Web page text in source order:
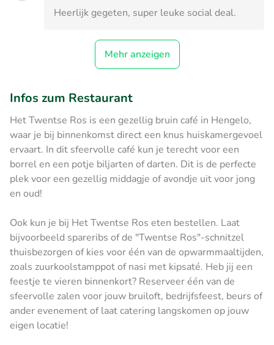
Heerlijk gegeten, super leuke social deal.
Mehr anzeigen
Infos zum Restaurant
Het Twentse Ros is een gezellig bruin café in Hengelo,
waar je bij binnenkomst direct een knus huiskamergevoel
ervaart. In dit sfeervolle café kun je terecht voor een
borrel en een potje biljarten of darten. Dit is de perfecte
plek voor een gezellig middagje of avondje uit voor jong
en oud!
Ook kun je bij Het Twentse Ros eten bestellen. Laat
bijvoorbeeld spareribs of de "Twentse Ros"-schnitzel
thuisbezorgen of kies voor één van de opwarmmaaltijden,
zoals zuurkoolstamppot of nasi met kipsaté. Heb jij een
feestje te vieren binnenkort? Reserveer één van de
sfeervolle zalen voor jouw bruiloft, bedrijfsfeest, beurs of
ander evenement of laat catering langskomen op jouw
eigen locatie!